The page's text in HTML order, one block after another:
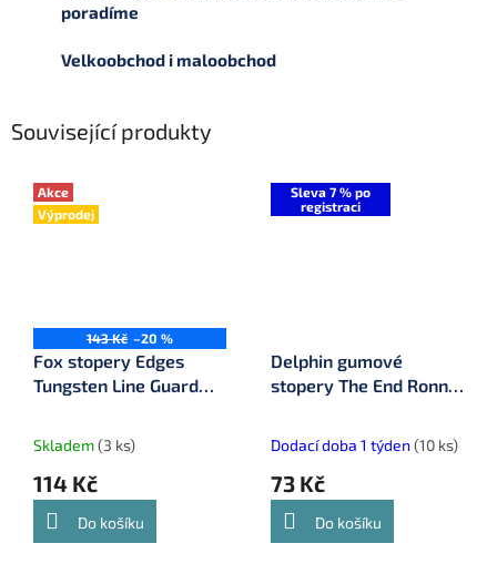
poradíme
Velkoobchod i maloobchod
Související produkty
Akce
Výprodej
143 Kč –20 %
Fox stopery Edges
Tungsten Line Guard
Skladem(3 ks)
114 Kč
Do košíku
Sleva 7 % po
registraci
Delphin gumové
stopery The End Ronnie
Dodací doba 1 týden (10 ks)
73 Kč
Do košíku